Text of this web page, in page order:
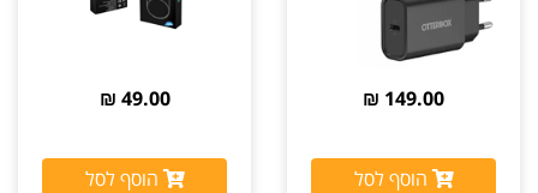
149.00 ₪
הוסף לסל
49.00 ₪
הוסף לסל